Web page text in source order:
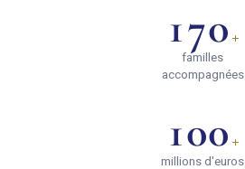
170 +
familles
accompagnées
100 +
millions d'euros